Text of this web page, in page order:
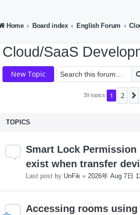
Home Board index English Forum
Cloud/SaaS
New Topic
39 topics 1 2
TOPICS
Smart Lock Permission
exist when transfer
Last post by UnFik « 2026年 Aug 7日
Accessing rooms